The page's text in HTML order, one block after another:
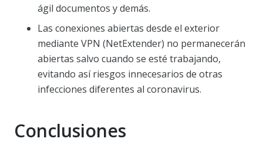
ágil documentos y demás.
Las conexiones abiertas desde el exterior
mediante VPN (NetExtender) no permanecerán
abiertas salvo cuando se esté trabajando,
evitando así riesgos innecesarios de otras
infecciones diferentes al coronavirus.
Conclusiones